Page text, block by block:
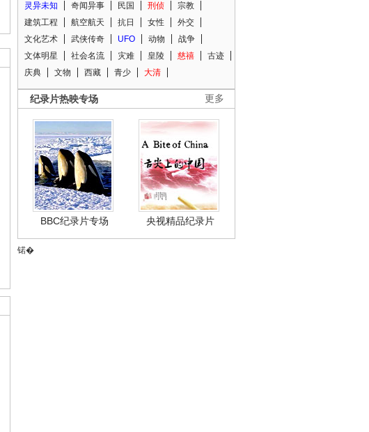
灵异未知
奇闻异事 民国 刑侦
宗教
建筑工程
航空航天 抗日 女性
外交
文化艺术
武侠传奇 UFO 动物
战争
文体明星
社会名流 灾难 皇陵 慈禧
古迹
庆典
文物 西藏 青少 大清
更多
纪录片热映专场
BBC纪录片专场 央视精品纪录片
锘�